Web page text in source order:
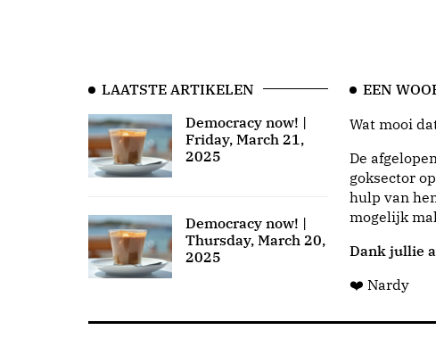
LAATSTE ARTIKELEN
Democracy now! |
Friday, March 21,
2025
Democracy now! |
Thursday, March 20,
2025
EEN
Wat mooi
De
goksector
hulp van
mogelijk
Dank jullie
❤️ Nardy